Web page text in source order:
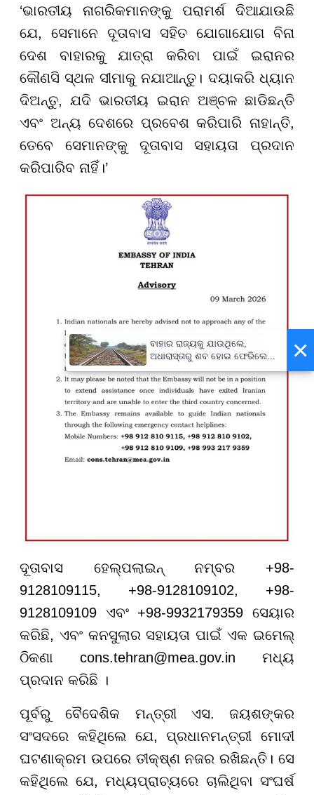
‘ଭାରତୀୟ ନାଗରିକମାନଙ୍କୁ ପରାମର୍ଶ ଦିଆଯାଉଛି
ଯେ, ସେମାନେ ଦୂତାବାସ ସହିତ ଯୋଗାଯୋଗ ବିନା
ଦେଶ ବାହାରକୁ ଯାତ୍ରା କରିବା ପାଇଁ ଇରାନର
କୌଣସି ସ୍ଥଳ ସୀମାକୁ ନଯାଆନ୍ତୁ। ଦୟାକରି ଧ୍ୟାନ
ଦିଅନ୍ତୁ, ଯଦି ଭାରତୀୟ ଇରାନ ଅଞ୍ଚଳ ଛାଡିଛନ୍ତି
ଏବଂ ଅନ୍ୟ ଦେଶରେ ପ୍ରବେଶ କରିପାରି ନାହାନ୍ତି,
ତେବେ ସେମାନଙ୍କୁ ଦୂତାବାସ ସହାୟତା ପ୍ରଦାନ
କରିପାରିବ ନାହିଁ।’
ଦୂତାବାସ ହେଲ୍ପଲାଇନ୍ ନମ୍ବର +98-
9128109115, +98-9128109102, +98-
9128109109 ଏବଂ +98-9932179359 ସେୟାର
କରିଛି, ଏବଂ କନସୁଲାର ସହାୟତା ପାଇଁ ଏକ ଇମେଲ୍
ଠିକଣା cons.tehran@mea.gov.in ମଧ୍ୟ
ପ୍ରଦାନ କରିଛି ।
ପୂର୍ବରୁ ବୈଦେଶିକ ମନ୍ତ୍ରୀ ଏସ. ଜୟଶଙ୍କର
ସଂସଦରେ କହିଥିଲେ ଯେ, ପ୍ରଧାନମନ୍ତ୍ରୀ ମୋଦୀ
ଘଟଣାକ୍ରମ ଉପରେ ତୀକ୍ଷ୍ଣ ନଜର ରଖିଛନ୍ତି। ସେ
କହିଥିଲେ ଯେ, ମଧ୍ୟପ୍ରାଚ୍ୟରେ ଚାଲିଥିବା ସଂଘର୍ଷ
×
ବାହାର ରାଜ୍ୟକୁ ଯାଉଥିଲେ,
ଅଧାରାସ୍ତାରୁ ଶବ ହୋଇ ଫେରିଲେ...